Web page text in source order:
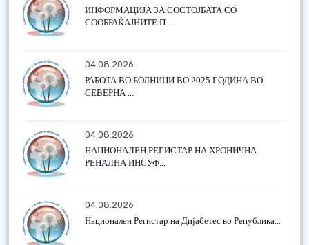
ИНФОРМАЦИЈА ЗА СОСТОЈБАТА СО
СООБРАЌАЈНИТЕ П...
04.08.2026
РАБОТА ВО БОЛНИЦИ ВО 2025 ГОДИНА ВО
СЕВЕРНА ...
04.08.2026
НАЦИОНАЛЕН РЕГИСТАР НА ХРОНИЧНА
РЕНАЛНА ИНСУФ...
04.08.2026
Национален Регистар на Дијабетес во Република...